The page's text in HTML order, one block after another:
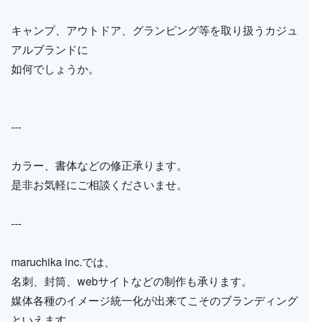
キャンプ、アウトドア、グランピング等を取り扱うカジュ
アルブランドに
如何でしょうか。
---
カラー、書体などの修正承ります。
是非お気軽にご相談くださいませ。
---
maruchika inc.では、
名刺、封筒、webサイトなどの制作も承ります。
媒体各種のイメージ統一化が出来てこそのブランディング